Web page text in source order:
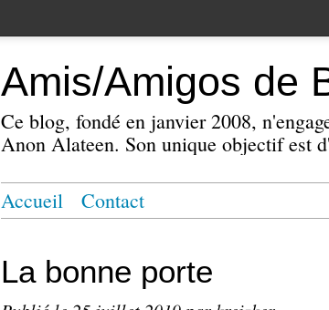
Amis/Amigos de
Ce blog, fondé en janvier 2008,
Anon Alateen. Son unique objectif est
Accueil Contact
La bonne porte